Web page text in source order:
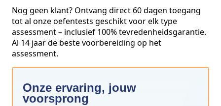
Nog geen klant? Ontvang direct 60 dagen toegang
tot al onze oefentests geschikt voor elk type
assessment – inclusief 100% tevredenheidsgarantie.
Al 14 jaar de beste voorbereiding op het
assessment.
Onze ervaring, jouw
voorsprong